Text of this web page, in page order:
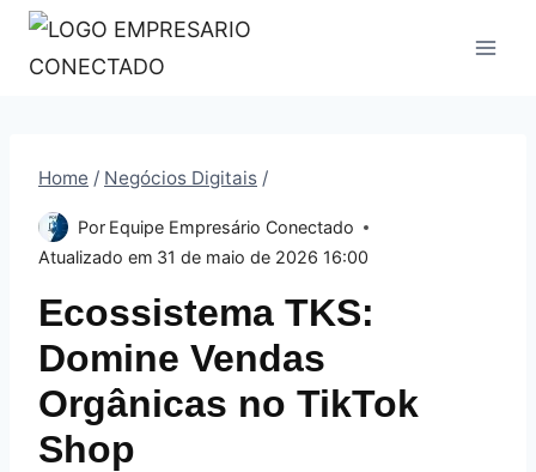
Pular
para
Home / Negócios Digitais /
Por Equipe Empresário Conectado
Atualizado em 31 de maio de 2026 16:00
Ecossistema TKS:
Domine Vendas
Orgânicas no TikTok
Shop